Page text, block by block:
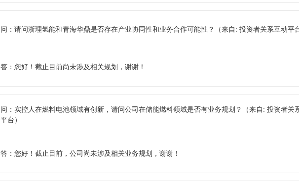
问： 请问浙理氢能和青海华鼎是否存在产业协同性和业务合作可能性？ （来自: 投资者关系互动平
答： 您好！截止目前尚未涉及相关规划，谢谢！
问： 实控人在燃料电池领域有创新，请问公司在储能燃料领域是否有业务规划？
（来自: 投资者关
平台）
答： 您好！截止目前，公司尚未涉及相关业务规划，谢谢！